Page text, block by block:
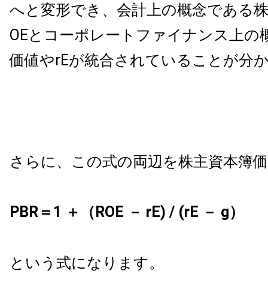
へと変形でき、会計上の概念である
OEとコーポレートファイナンス上の
価値やrEが統合されていることが分
さらに、この式の両辺を株主資本簿
PBR＝1 ＋（ROE － rE) / (rE － g）
という式になります。